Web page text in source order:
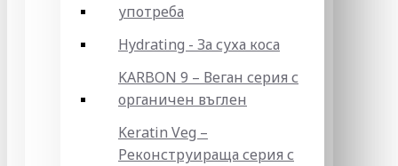
употреба
Hydrating - За суха коса
KARBON 9 – Веган серия с
органичен въглен
Keratin Veg –
Реконструираща серия с